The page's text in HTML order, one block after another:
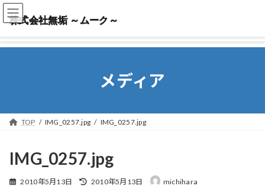
株式会社無垢 ～ムーク～
株式会社無垢 ～ムーク～
メディア
TOP IMG_0257.jpg IMG_0257.jpg
IMG_0257.jpg
2010年5月13日
最
2010年5月13日 michihara